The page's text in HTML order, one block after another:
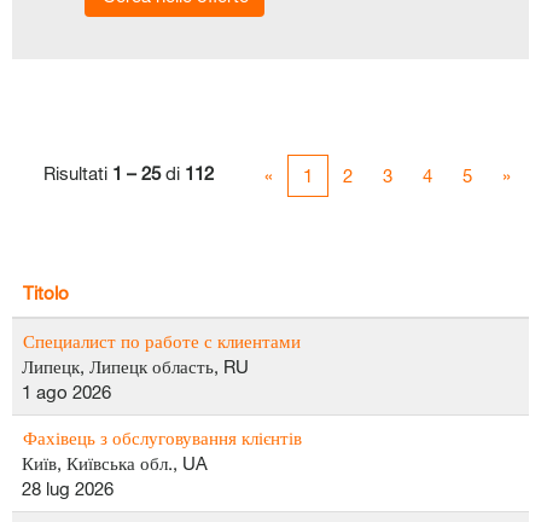
Risultati 1 – 25di 112 « 1 2 3 4 5 »
Titolo
Специалист по работе с клиентами
Липецк, Липецк область, RU
1 ago 2026
Фахівець з обслуговування клієнтів
Київ, Київська обл., UA
28 lug 2026